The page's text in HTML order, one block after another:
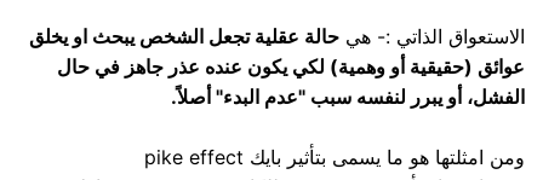
الاستعواق الذاتي :- ‏هي حالة عقلية تجعل الشخص يبحث او يخلق
عوائق (حقيقية أو وهمية) لكي يكون عنده عذر جاهز في حال
الفشل، أو يبرر لنفسه سبب "عدم البدء" أصلاً.
ومن امثلتها هو ما يسمى بتأثير بايك pike effect